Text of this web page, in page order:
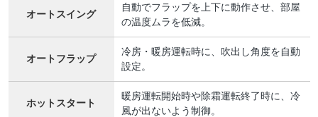
オートスイング
自動でフラップを上下に動作させ、部屋
の温度ムラを低減。
オートフラップ
冷房・暖房運転時に、吹出し角度を自動
設定。
ホットスタート
暖房運転開始時や除霜運転終了時に、冷
風が出ないよう制御。